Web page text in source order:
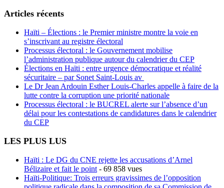
Articles récents
Haïti – Élections : le Premier ministre montre la voie en
s’inscrivant au registre électoral
Processus électoral : le Gouvernement mobilise
l’administration publique autour du calendrier du CEP
Élections en Haïti : entre urgence démocratique et réalité
sécuritaire – par Sonet Saint-Louis av
Le Dr Jean Ardouin Esther Louis-Charles appelle à faire de la
lutte contre la corruption une priorité nationale
Processus électoral : le BUCREL alerte sur l’absence d’un
délai pour les contestations de candidatures dans le calendrier
du CEP
LES PLUS LUS
Haïti : Le DG du CNE rejette les accusations d’Arnel
Bélizaire et fait le point - 69 858 vues
Haïti-Politique: Trois erreurs gravissimes de l’opposition